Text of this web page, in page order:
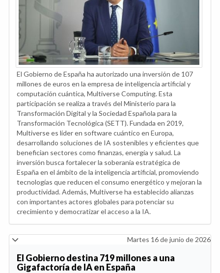
El Gobierno de España ha autorizado una inversión de 107
millones de euros en la empresa de inteligencia artificial y
computación cuántica, Multiverse Computing. Esta
participación se realiza a través del Ministerio para la
Transformación Digital y la Sociedad Española para la
Transformación Tecnológica (SETT). Fundada en 2019,
Multiverse es líder en software cuántico en Europa,
desarrollando soluciones de IA sostenibles y eficientes que
benefician sectores como finanzas, energía y salud. La
inversión busca fortalecer la soberanía estratégica de
España en el ámbito de la inteligencia artificial, promoviendo
tecnologías que reducen el consumo energético y mejoran la
productividad. Además, Multiverse ha establecido alianzas
con importantes actores globales para potenciar su
crecimiento y democratizar el acceso a la IA.
Martes 16 de junio de 2026
El Gobierno destina 719 millones a una
Gigafactoría de IA en España